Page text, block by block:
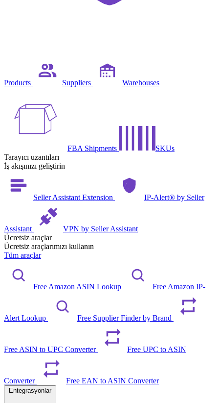
Products Suppliers Warehouses
FBA Shipments
SKUs
Tarayıcı uzantıları
İş akışınızı geliştirin
Seller Assistant Extension IP-Alert® by Seller
Assistant
VPN by Seller Assistant
Ücretsiz araçlar
Ücretsiz araçlarımızı kullanın
Tüm araçlar
Free Amazon ASIN Lookup Free Amazon IP-
Alert Lookup Free Supplier Finder by Brand
Free ASIN to UPC Converter Free UPC to ASIN
Converter Free EAN to ASIN Converter
Entegrasyonlar